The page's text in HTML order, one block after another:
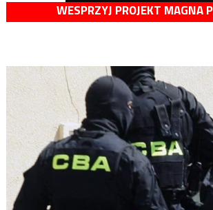
WESPRZYJ PROJEKT MAGNA